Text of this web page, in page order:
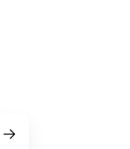
Ramos baya